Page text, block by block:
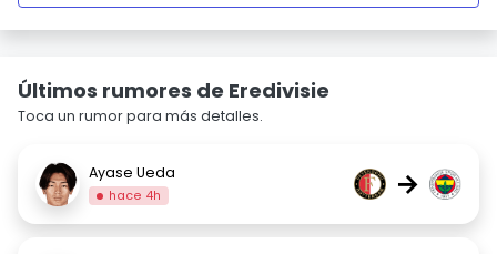
Últimos rumores de Eredivisie
Toca un rumor para más detalles.
Ayase Ueda
hace 4h →